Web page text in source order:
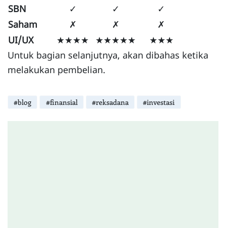
SBN
✓ ✓
✓
Saham
✗ ✗
✗
UI/UX
★★★★ ★★★★★
★★★
Untuk bagian selanjutnya, akan dibahas ketika
melakukan pembelian.
#blog #finansial #reksadana #investasi